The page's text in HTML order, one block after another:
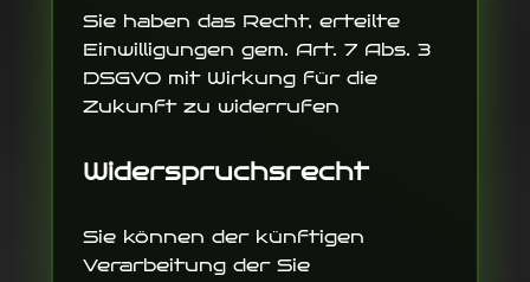
Sie haben das Recht, erteilte
Einwilligungen gem. Art. 7 Abs. 3
DSGVO mit Wirkung für die
Zukunft zu widerrufen
Widerspruchsrecht
Sie können der künftigen
Verarbeitung der Sie